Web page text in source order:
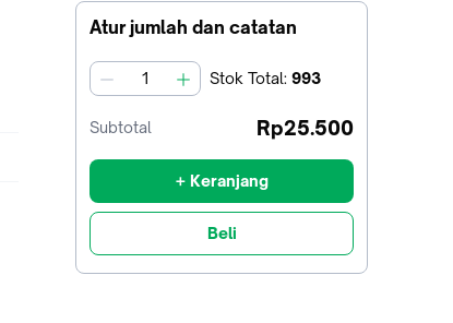
Atur jumlah dan catatan
jumlah Stok Total: 993
Subtotal Rp25.500
+ Keranjang
Beli